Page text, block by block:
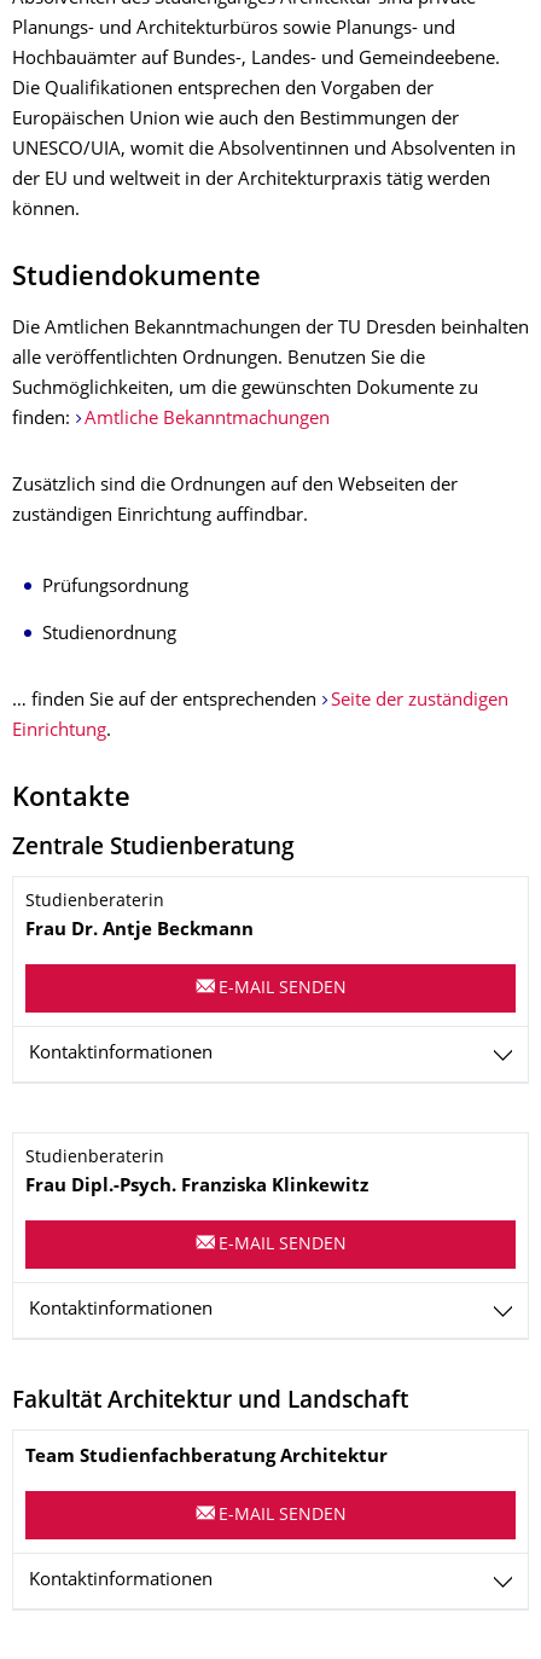
Planungs- und Architekturbüros sowie Planungs- und
Hochbauämter auf Bundes-, Landes- und Gemeindeebene.
Die Qualifikationen entsprechen den Vorgaben der
Europäischen Union wie auch den Bestimmungen der
UNESCO/UIA, womit die Absolventinnen und Absolventen in
der EU und weltweit in der Architekturpraxis tätig werden
können.
Studiendokumente
Die Amtlichen Bekanntmachungen der TU Dresden beinhalten
alle veröffentlichten Ordnungen. Benutzen Sie die
Suchmöglichkeiten, um die gewünschten Dokumente zu
finden:
Amtliche Bekanntmachungen
Zusätzlich sind die Ordnungen auf den Webseiten der
zuständigen Einrichtung auffindbar.
Prüfungsordnung
Studienordnung
… finden Sie auf der entsprechenden
Seite der zuständigen
Einrichtung.
Kontakte
Zentrale Studienberatung
Name
Studienberaterin
Frau Dr. Antje Beckmann
E-MAIL SENDEN
Kontaktinformationen
Name
Studienberaterin
Frau Dipl.-Psych. Franziska Klinkewitz
E-MAIL SENDEN
Kontaktinformationen
Fakultät Architektur und Landschaft
Name
Team Studienfachberatung Architektur
E-MAIL SENDEN
Kontaktinformationen